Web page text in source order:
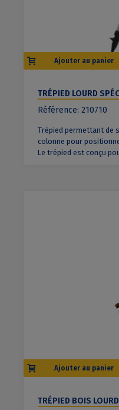
Ajouter au panier
TRÉPIED LOURD
RÉVERSIBLE
Référence: 210710
Trépied permettant de
colonne pour
Le trépied est conçu
Ajouter au panier
TRÉPIED BOIS